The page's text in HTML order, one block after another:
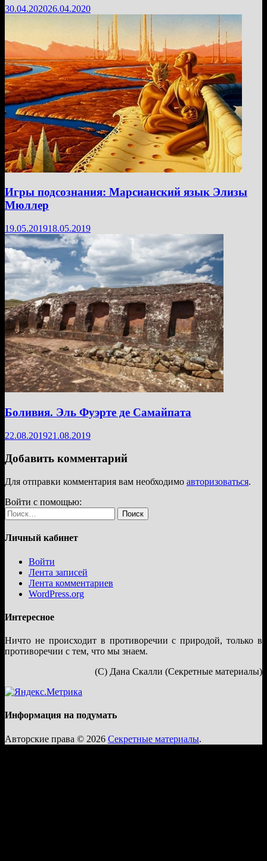
30.04.202026.04.2020
Игры подсознания: Марсианский язык Элизы
Мюллер
19.05.201918.05.2019
Боливия. Эль Фуэрте де Самайпата
22.08.201921.08.2019
Добавить комментарий
Для отправки комментария вам необходимо авторизоваться.
Войти с помощью:
Найти:
Личный кабинет
Войти
Лента записей
Лента комментариев
WordPress.org
Интересное
Ничто не происходит в противоречии с природой, только в
противоречии с тем, что мы знаем.
(С) Дана Скалли (Секретные материалы)
Информация на подумать
Авторские права © 2026 Секретные материалы.